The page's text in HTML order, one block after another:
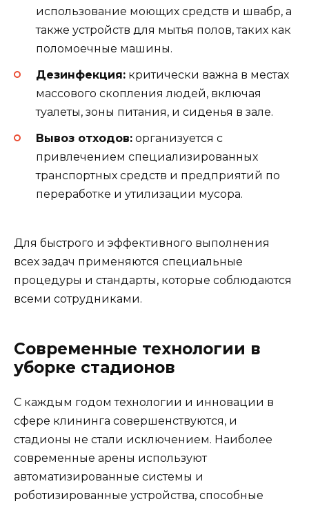
использование моющих средств и швабр, а
также устройств для мытья полов, таких как
поломоечные машины.
Дезинфекция: критически важна в местах
массового скопления людей, включая
туалеты, зоны питания, и сиденья в зале.
Вывоз отходов: организуется с
привлечением специализированных
транспортных средств и предприятий по
переработке и утилизации мусора.
Для быстрого и эффективного выполнения
всех задач применяются специальные
процедуры и стандарты, которые соблюдаются
всеми сотрудниками.
Современные технологии в
уборке стадионов
С каждым годом технологии и инновации в
сфере клининга совершенствуются, и
стадионы не стали исключением. Наиболее
современные арены используют
автоматизированные системы и
роботизированные устройства, способные